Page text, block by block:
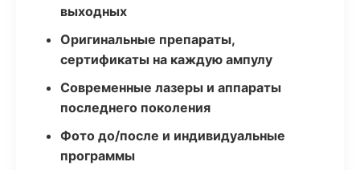
выходных
Оригинальные препараты,
сертификаты на каждую ампулу
Современные лазеры и аппараты
последнего поколения
Фото до/после и индивидуальные
программы